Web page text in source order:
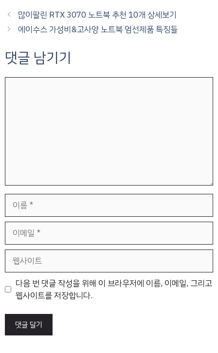
많이팔린 RTX 3070 노트북 추천 10개 상세보기
에이수스 가성비&고사양 노트북 엄선제품 특징들
댓글 남기기
일
트
다음 번 댓글 작성을 위해 이 브라우저에 이름, 이메일, 그리고
웹사이트를 저장합니다.